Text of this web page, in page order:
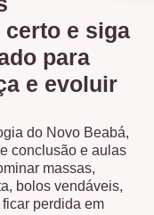
e siga
para
e evoluir
do Novo Beabá,
conclusão e aulas
massas,
bolos vendáveis,
perdida em